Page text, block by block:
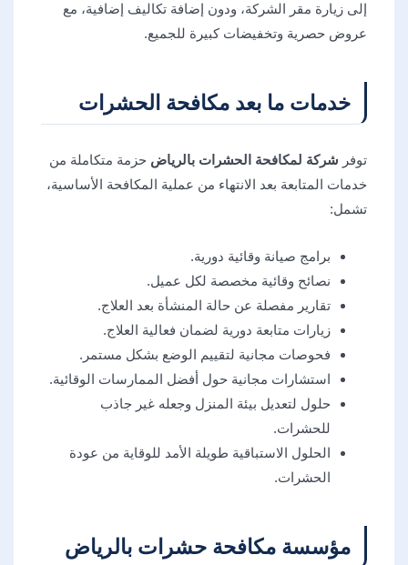
إلى زيارة مقر الشركة، ودون إضافة تكاليف إضافية، مع
عروض حصرية وتخفيضات كبيرة للجميع.
خدمات ما بعد مكافحة الحشرات
توفر شركة لمكافحة الحشرات بالرياض حزمة متكاملة من
خدمات المتابعة بعد الانتهاء من عملية المكافحة الأساسية،
تشمل:
برامج صيانة وقائية دورية.
نصائح وقائية مخصصة لكل عميل.
تقارير مفصلة عن حالة المنشأة بعد العلاج.
زيارات متابعة دورية لضمان فعالية العلاج.
فحوصات مجانية لتقييم الوضع بشكل مستمر.
استشارات مجانية حول أفضل الممارسات الوقائية.
حلول لتعديل بيئة المنزل وجعله غير جاذب
للحشرات.
الحلول الاستباقية طويلة الأمد للوقاية من عودة
الحشرات.
مؤسسة مكافحة حشرات بالرياض